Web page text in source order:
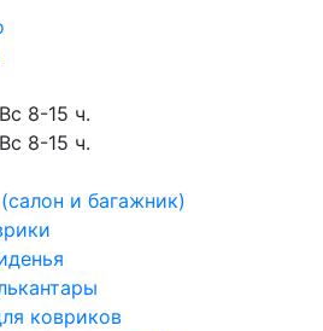
8-15 ч.
8-15 ч.
и багажник)
ковриков